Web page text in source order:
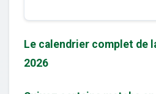
Le calendrier complet de
2026